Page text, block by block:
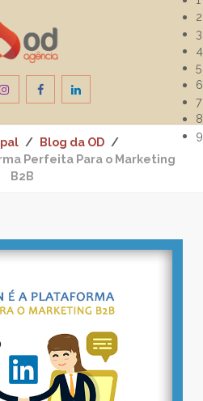
Blog da OD
Perfeita Para o Marketing
B2B
2
3
4
5
6
7
8
9